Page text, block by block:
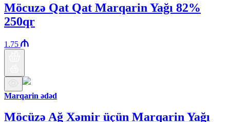
Möcuzə Qat Qat Marqarin Yağı 82%
250qr
1.75
Marqarin ədəd
Möcüzə Ağ Xəmir üçün Marqarin Yağı